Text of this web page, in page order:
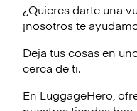
¿Quieres darte una
¡nosotros te
Deja tus cosas en
cerca de ti.
En LuggageHero,